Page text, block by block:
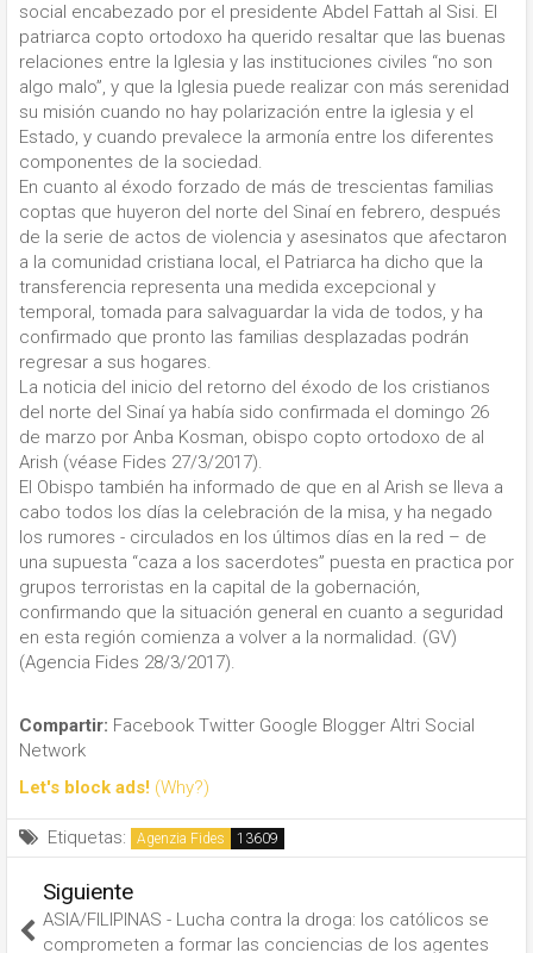
social encabezado por el presidente Abdel Fattah al Sisi. El
patriarca copto ortodoxo ha querido resaltar que las buenas
relaciones entre la Iglesia y las instituciones civiles “no son
algo malo”, y que la Iglesia puede realizar con más serenidad
su misión cuando no hay polarización entre la iglesia y el
Estado, y cuando prevalece la armonía entre los diferentes
componentes de la sociedad.
En cuanto al éxodo forzado de más de trescientas familias
coptas que huyeron del norte del Sinaí en febrero, después
de la serie de actos de violencia y asesinatos que afectaron
a la comunidad cristiana local, el Patriarca ha dicho que la
transferencia representa una medida excepcional y
temporal, tomada para salvaguardar la vida de todos, y ha
confirmado que pronto las familias desplazadas podrán
regresar a sus hogares.
La noticia del inicio del retorno del éxodo de los cristianos
del norte del Sinaí ya había sido confirmada el domingo 26
de marzo por Anba Kosman, obispo copto ortodoxo de al
Arish (véase Fides 27/3/2017).
El Obispo también ha informado de que en al Arish se lleva a
cabo todos los días la celebración de la misa, y ha negado
los rumores - circulados en los últimos días en la red – de
una supuesta “caza a los sacerdotes” puesta en practica por
grupos terroristas en la capital de la gobernación,
confirmando que la situación general en cuanto a seguridad
en esta región comienza a volver a la normalidad. (GV)
(Agencia Fides 28/3/2017).
Compartir: Facebook Twitter Google Blogger Altri Social
Network
Let's block ads! (Why?)
Etiquetas: Agenzia Fides
Siguiente
ASIA/FILIPINAS - Lucha contra la droga: los católicos se
comprometen a formar las conciencias de los agentes